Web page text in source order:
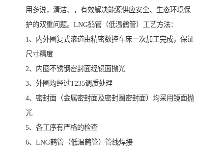
用多说，清洁、，有效解决能源供应安全、生态环境保
护的双重问题。LNG鹤管（低温鹤管）工艺方法：
1、内外圈复式滚道由精密数控车床一次加工完成，保证
尺寸精度
2、内圈不锈钢密封面经镜面抛光
3、外圈均经过T235调质处理
4、密封面（金属密封面及密封圈密封面）均采用镜面抛
光
5、各工序有严格的检查
6、LNG鹤管（低温鹤管）管线焊接